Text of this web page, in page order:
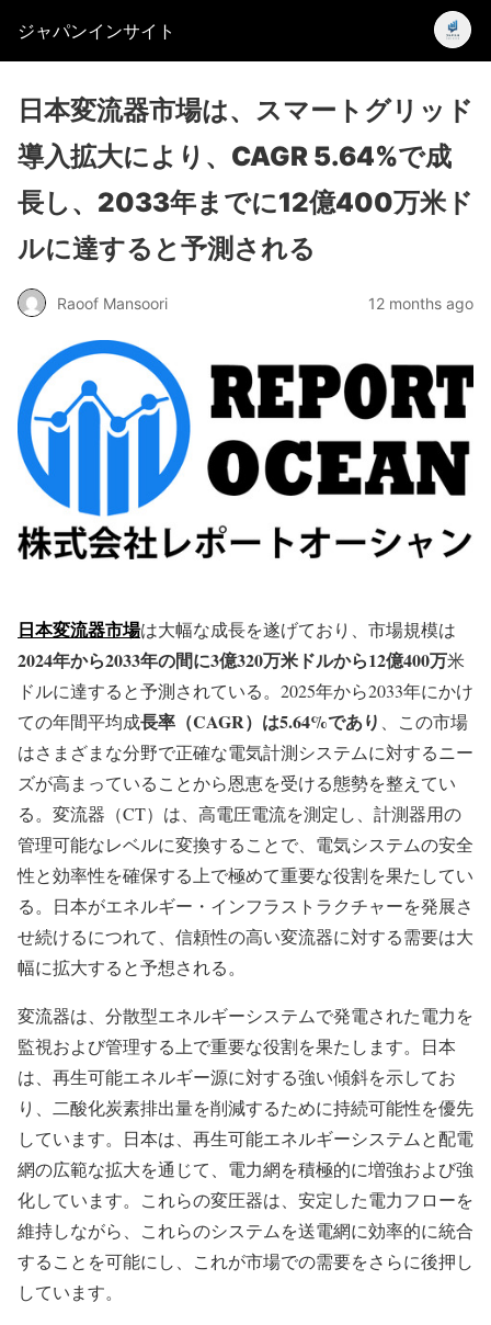
ジャパンインサイト
日本変流器市場は、スマートグリッド
導入拡大により、CAGR 5.64%で成
長し、2033年までに12億400万米ド
ルに達すると予測される
Raoof Mansoori 12 months ago
日本変流器市場は大幅な成長を遂げており、市場規模は
2024年から2033年の間に3億320万米ドルから12億400万米
ドルに達すると予測されている。2025年から2033年にかけ
ての年間平均成長率（CAGR）は5.64%であり 、この市場
はさまざまな分野で正確な電気計測システムに対するニー
ズが高まっていることから恩恵を受ける態勢を整えてい
る。変流器（CT）は、高電圧電流を測定し、計測器用の
管理可能なレベルに変換することで、電気システムの安全
性と効率性を確保する上で極めて重要な役割を果たしてい
る。日本がエネルギー・インフラストラクチャーを発展さ
せ続けるにつれて、信頼性の高い変流器に対する需要は大
幅に拡大すると予想される。
変流器は、分散型エネルギーシステムで発電された電力を
監視および管理する上で重要な役割を果たします。日本
は、再生可能エネルギー源に対する強い傾斜を示してお
り、二酸化炭素排出量を削減するために持続可能性を優先
しています。日本は、再生可能エネルギーシステムと配電
網の広範な拡大を通じて、電力網を積極的に増強および強
化しています。これらの変圧器は、安定した電力フローを
維持しながら、これらのシステムを送電網に効率的に統合
することを可能にし、これが市場での需要をさらに後押し
しています。